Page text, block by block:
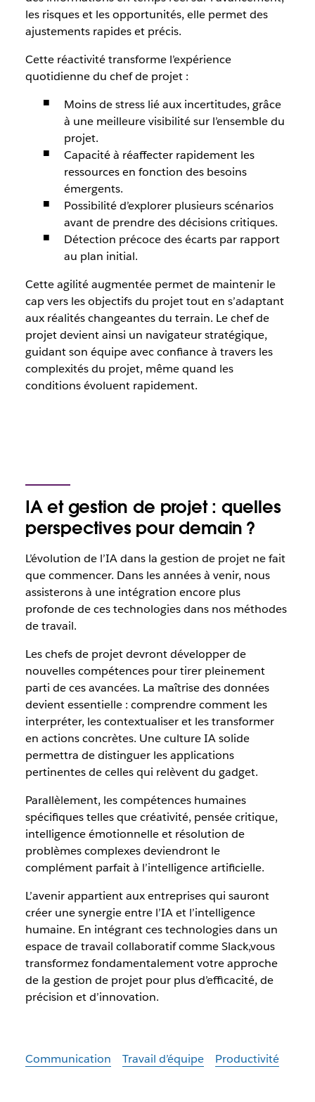
les risques et les opportunités, elle permet des
ajustements rapides et précis.
Cette réactivité transforme l’expérience
quotidienne du chef de projet :
Moins de stress lié aux incertitudes, grâce
à une meilleure visibilité sur l’ensemble du
projet.
Capacité à réaffecter rapidement les
ressources en fonction des besoins
émergents.
Possibilité d’explorer plusieurs scénarios
avant de prendre des décisions critiques.
Détection précoce des écarts par rapport
au plan initial.
Cette agilité augmentée permet de maintenir le
cap vers les objectifs du projet tout en s’adaptant
aux réalités changeantes du terrain. Le chef de
projet devient ainsi un navigateur stratégique,
guidant son équipe avec confiance à travers les
complexités du projet, même quand les
conditions évoluent rapidement.
IA et gestion de projet : quelles
perspectives pour demain ?
L’évolution de l’IA dans la gestion de projet ne fait
que commencer. Dans les années à venir, nous
assisterons à une intégration encore plus
profonde de ces technologies dans nos méthodes
de travail.
Les chefs de projet devront développer de
nouvelles compétences pour tirer pleinement
parti de ces avancées. La maîtrise des données
devient essentielle : comprendre comment les
interpréter, les contextualiser et les transformer
en actions concrètes. Une culture IA solide
permettra de distinguer les applications
pertinentes de celles qui relèvent du gadget.
Parallèlement, les compétences humaines
spécifiques telles que créativité, pensée critique,
intelligence émotionnelle et résolution de
problèmes complexes deviendront le
complément parfait à l’intelligence artificielle.
L’avenir appartient aux entreprises qui sauront
créer une synergie entre l’IA et l’intelligence
humaine. En intégrant ces technologies dans un
espace de travail collaboratif comme Slack,vous
transformez fondamentalement votre approche
de la gestion de projet pour plus d’efficacité, de
précision et d’innovation.
Communication Travail d’équipe Productivité